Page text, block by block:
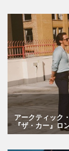
アークティック
『ザ・カー』ロ